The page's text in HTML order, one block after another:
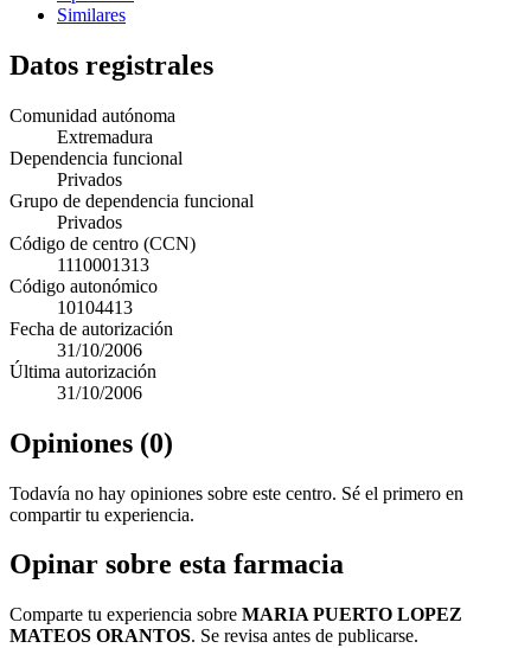
Similares
Datos registrales
Comunidad autónoma
Extremadura
Dependencia funcional
Privados
Grupo de dependencia funcional
Privados
Código de centro (CCN)
1110001313
Código autonómico
10104413
Fecha de autorización
31/10/2006
Última autorización
31/10/2006
Opiniones (0)
Todavía no hay opiniones sobre este centro. Sé el primero en
compartir tu experiencia.
Opinar sobre esta farmacia
Comparte tu experiencia sobre MARIA PUERTO LOPEZ
MATEOS ORANTOS. Se revisa antes de publicarse.